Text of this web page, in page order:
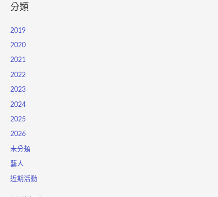
分類
2019
2020
2021
2022
2023
2024
2025
2026
未分類
藝人
近期活動